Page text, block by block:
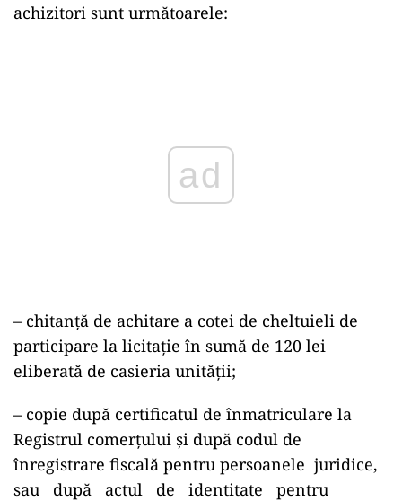
achizitori sunt următoarele:
– chitanţă de achitare a cotei de cheltuieli de
participare la licitaţie în sumă de 120 lei
eliberată de casieria unităţii;
– copie după certificatul de înmatriculare la
Registrul comerţului şi după codul de
înregistrare fiscală pentru persoanele juridice,
sau
după actul de identitate
pentru